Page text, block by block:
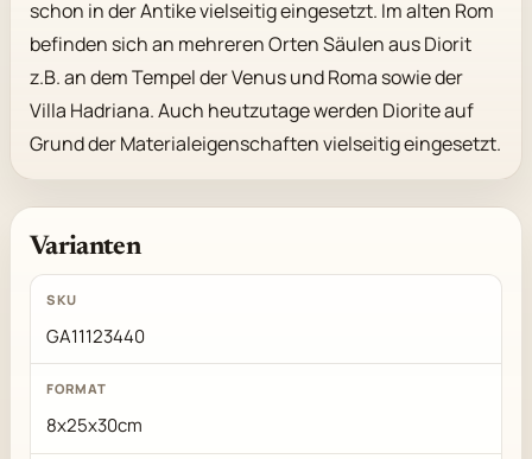
schon in der Antike vielseitig eingesetzt. Im alten Rom
befinden sich an mehreren Orten Säulen aus Diorit
z.B. an dem Tempel der Venus und Roma sowie der
Villa Hadriana. Auch heutzutage werden Diorite auf
Grund der Materialeigenschaften vielseitig eingesetzt.
Varianten
GA11123440
8x25x30cm